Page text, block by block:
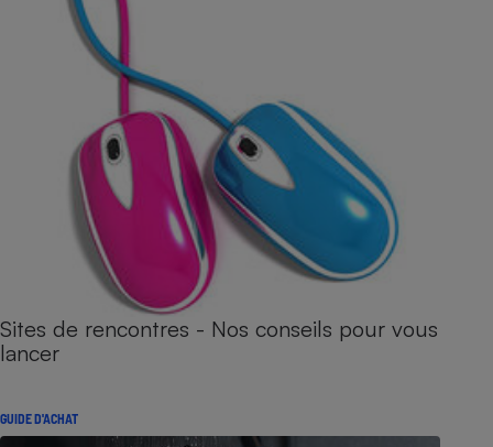
Sites de rencontres - Nos conseils pour vous
lancer
GUIDE D'ACHAT